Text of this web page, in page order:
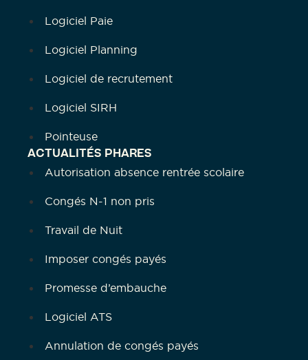
Logiciel Paie
Logiciel Planning
Logiciel de recrutement
Logiciel SIRH
Pointeuse
ACTUALITÉS PHARES
Autorisation absence rentrée scolaire
Congés N-1 non pris
Travail de Nuit
Imposer congés payés
Promesse d’embauche
Logiciel ATS
Annulation de congés payés